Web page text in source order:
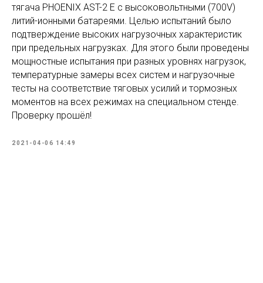
тягача PHOENIX AST-2 E с высоковольтными (700V)
литий-ионными батареями. Целью испытаний было
подтверждение высоких нагрузочных характеристик
при предельных нагрузках. Для этого были проведены
мощностные испытания при разных уровнях нагрузок,
температурные замеры всех систем и нагрузочные
тесты на соответствие тяговых усилий и тормозных
моментов на всех режимах на специальном стенде.
Проверку прошёл!
2021-04-06 14:49